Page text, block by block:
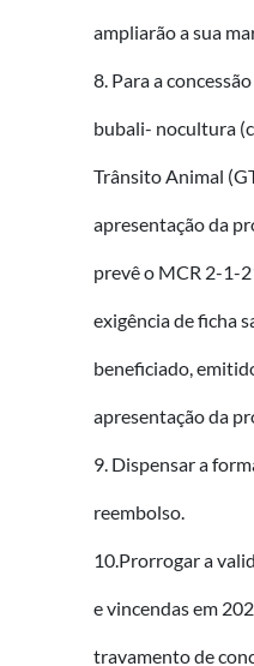
ampliarão a sua
8. Para a
bubali- nocultura
Trânsito Animal
apresentação da
prevê o MCR 2-1-
exigência de ficha
beneficiado,
apresentação da
9. Dispensar a
reembolso.
10.Prorrogar a
e vincendas em
travamento de